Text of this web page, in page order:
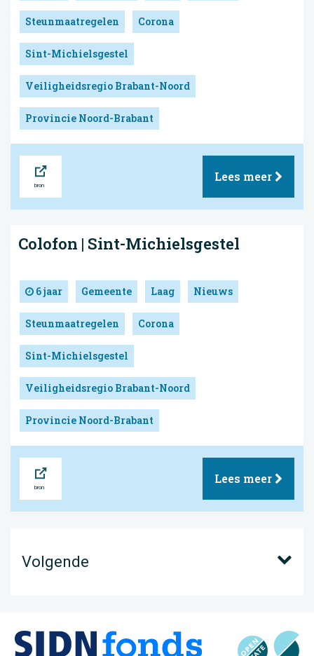
Steunmaatregelen Corona
Sint-Michielsgestel
Veiligheidsregio Brabant-Noord
Provincie Noord-Brabant
Lees meer
Colofon | Sint-Michielsgestel
6 jaar Gemeente Laag Nieuws
Steunmaatregelen Corona
Sint-Michielsgestel
Veiligheidsregio Brabant-Noord
Provincie Noord-Brabant
Lees meer
Volgende